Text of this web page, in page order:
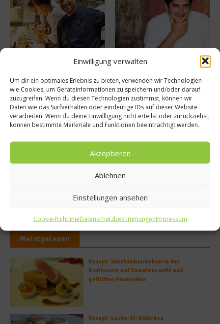
Einwilligung verwalten
Um dir ein optimales Erlebnis zu bieten, verwenden wir Technologien
wie Cookies, um Geräteinformationen zu speichern und/oder darauf
zuzugreifen. Wenn du diesen Technologien zustimmst, können wir
Daten wie das Surfverhalten oder eindeutige IDs auf dieser Website
verarbeiten. Wenn du deine Einwillligung nicht erteilst oder zurückziehst,
können bestimmte Merkmale und Funktionen beeinträchtigt werden.
Akzeptieren
Ablehnen
Einstellungen ansehen
Cookie-RichtlinieDatenschutzbestimmungenImpressum
Buchvorstellung: Jan – Labor
10. Juni 2025
Mirazur – Sterneküche
zwischen Himmel und Erde
26. Oktober 2024
Buchtipp
Meistgelesen
Rezept: Deichlammrücken in der
Brotkruste auf Tomatenconfit und
gefüllten Poveraden
Rezept: Lachs-Ei-Röllchen